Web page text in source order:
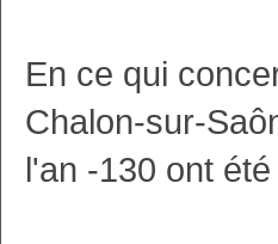
En ce qui
Chalon-sur-
l'an -130 ont